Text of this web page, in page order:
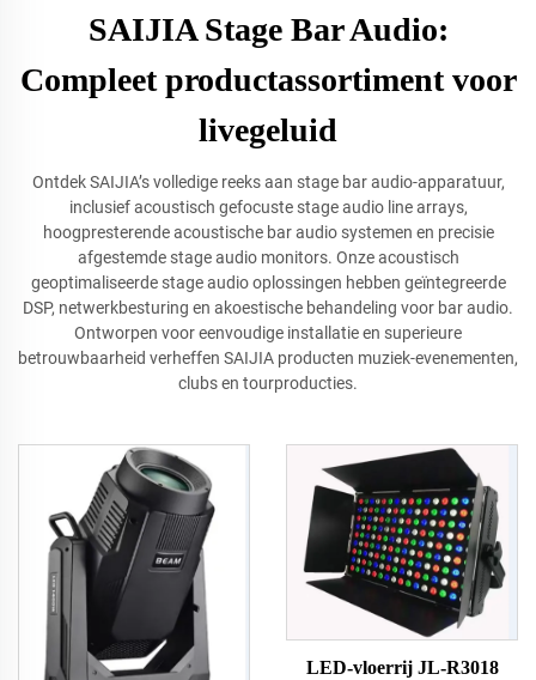
SAIJIA Stage Bar Audio:
Compleet productassortiment voor
livegeluid
Ontdek SAIJIA’s volledige reeks aan stage bar audio-apparatuur,
inclusief acoustisch gefocuste stage audio line arrays,
hoogpresterende acoustische bar audio systemen en precisie
afgestemde stage audio monitors. Onze acoustisch
geoptimaliseerde stage audio oplossingen hebben geïntegreerde
DSP, netwerkbesturing en akoestische behandeling voor bar audio.
Ontworpen voor eenvoudige installatie en superieure
betrouwbaarheid verheffen SAIJIA producten muziek-evenementen,
clubs en tourproducties.
LED-vloerrij JL-R3018